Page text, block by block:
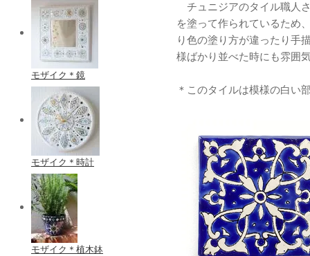
チュニジアのタイル職人
を塗って作られているため
り色の塗り方が違ったり手
様ばかり並べた時にも雰囲
＊このタイルは模様の白い
モザイク＊鏡
モザイク＊時計
モザイク＊植木鉢